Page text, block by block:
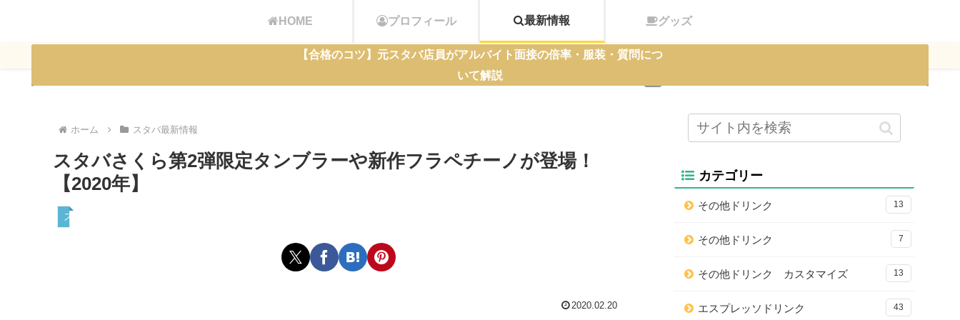
HOME プロフィール 最新情報 グッズ
【合格のコツ】元スタバ店員がアルバイト面接の倍率・服装・質問につ
いて解説
ホーム スタバ最新情報
スタバさくら第2弾限定タンブラーや新作フラペチーノが登場！
【2020年】
スタバ最新情報
2020.02.20
カテゴリー
その他ドリンク 13
その他ドリンク 7
その他ドリンク カスタマイズ 13
エスプレッソドリンク 43